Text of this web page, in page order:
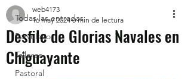
Todas las entradas
Parvulario
Talleres
Pastoral
Desfile de Glorias Navales en
Chiguayante
web4173
16 may 2024 0 min de lectura